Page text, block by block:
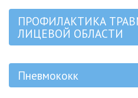
ПРОФИЛАКТИКА
ЛИЦЕВОЙ ОБЛАСТИ
Пневмококк